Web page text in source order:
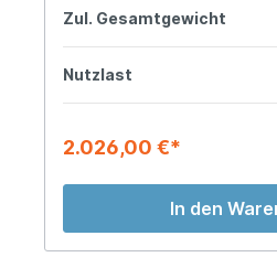
Zul. Gesamtgewicht
Nutzlast
2.026,00 €*
In den